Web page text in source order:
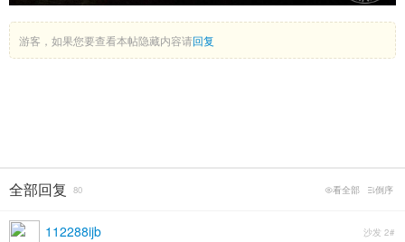
游客，如果您要查看本帖隐藏内容请回复
全部回复 80 倒序
看全部
112288ijb 沙发 2#